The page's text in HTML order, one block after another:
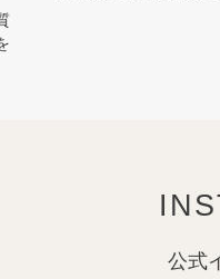
公式